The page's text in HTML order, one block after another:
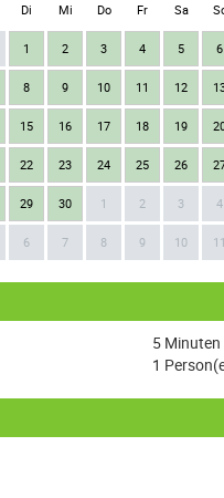
Di Mi Do Fr Sa
1 2 3 4 5 6
8 9 10 11 12
15 16 17 18 19
22 23 24 25 26
29 30 1 2 3 4
6 7 8 9 10 11
5 Minuten
1